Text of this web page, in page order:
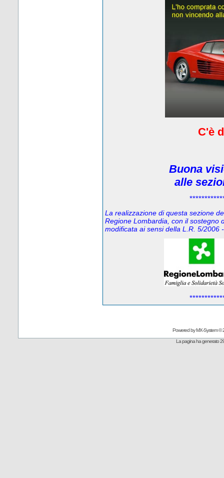
C'è
Buona
alle
La realizzazione di questa sezione
Regione Lombardia, con il sostegno
modificata ai sensi della L.R. 5/2006
Powered byMX-System©
La pagina ha generato